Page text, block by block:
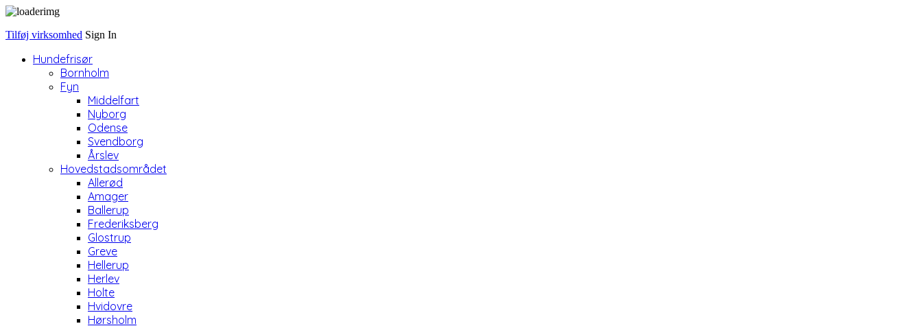
Tilføj virksomhed Sign In
Hundefrisør
Bornholm
Fyn
Middelfart
Nyborg
Odense
Svendborg
Årslev
Hovedstadsområdet
Allerød
Amager
Ballerup
Frederiksberg
Glostrup
Greve
Hellerup
Herlev
Holte
Hvidovre
Hørsholm